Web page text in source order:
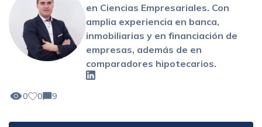
en Ciencias Empresariales. Con
amplia experiencia en banca,
inmobiliarias y en financiación de
empresas, además de en
comparadores hipotecarios.
0 0 9